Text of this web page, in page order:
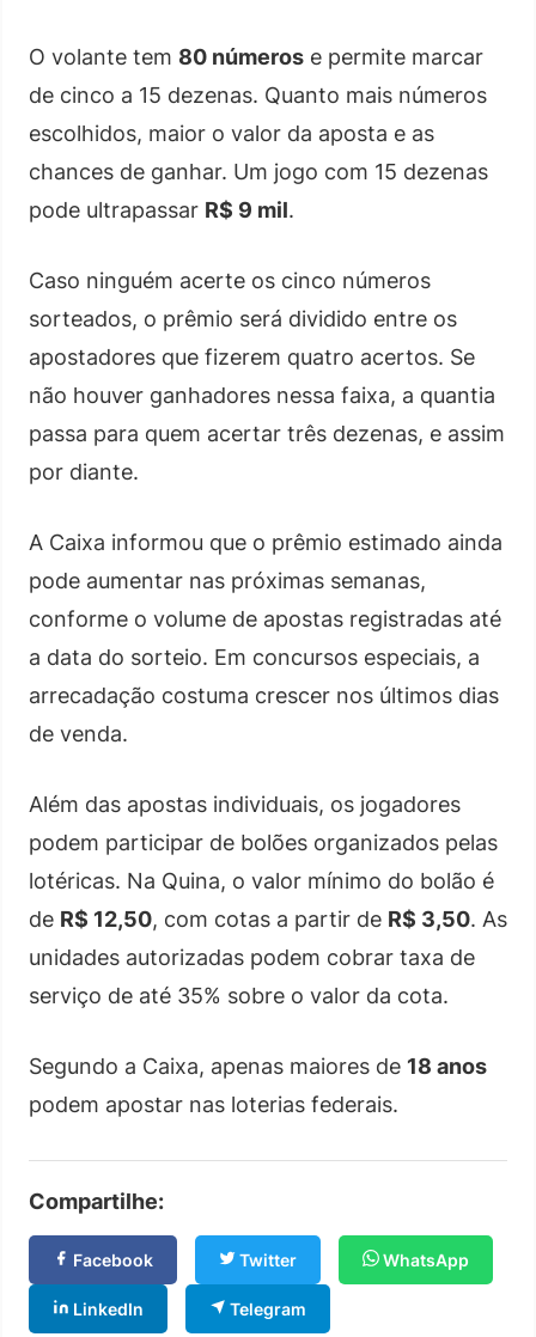
O volante tem 80 números e permite marcar
de cinco a 15 dezenas. Quanto mais números
escolhidos, maior o valor da aposta e as
chances de ganhar. Um jogo com 15 dezenas
pode ultrapassar R$ 9 mil.
Caso ninguém acerte os cinco números
sorteados, o prêmio será dividido entre os
apostadores que fizerem quatro acertos. Se
não houver ganhadores nessa faixa, a quantia
passa para quem acertar três dezenas, e assim
por diante.
A Caixa informou que o prêmio estimado ainda
pode aumentar nas próximas semanas,
conforme o volume de apostas registradas até
a data do sorteio. Em concursos especiais, a
arrecadação costuma crescer nos últimos dias
de venda.
Além das apostas individuais, os jogadores
podem participar de bolões organizados pelas
lotéricas. Na Quina, o valor mínimo do bolão é
de R$ 12,50, com cotas a partir de R$ 3,50. As
unidades autorizadas podem cobrar taxa de
serviço de até 35% sobre o valor da cota.
Segundo a Caixa, apenas maiores de 18 anos
podem apostar nas loterias federais.
Compartilhe:
Facebook Twitter WhatsApp
LinkedIn Telegram